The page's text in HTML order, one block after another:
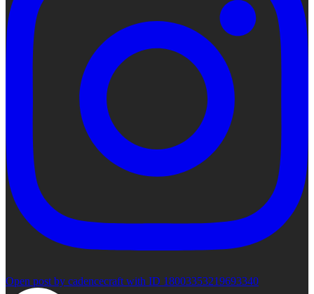
Open post by cadencecraft with ID 18003353219693340